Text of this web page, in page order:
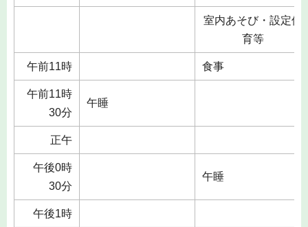
室内あそび・設定保
育等
午前11時 食事
午前11時
30分
午睡
正午
午後0時
30分
午睡
午後1時